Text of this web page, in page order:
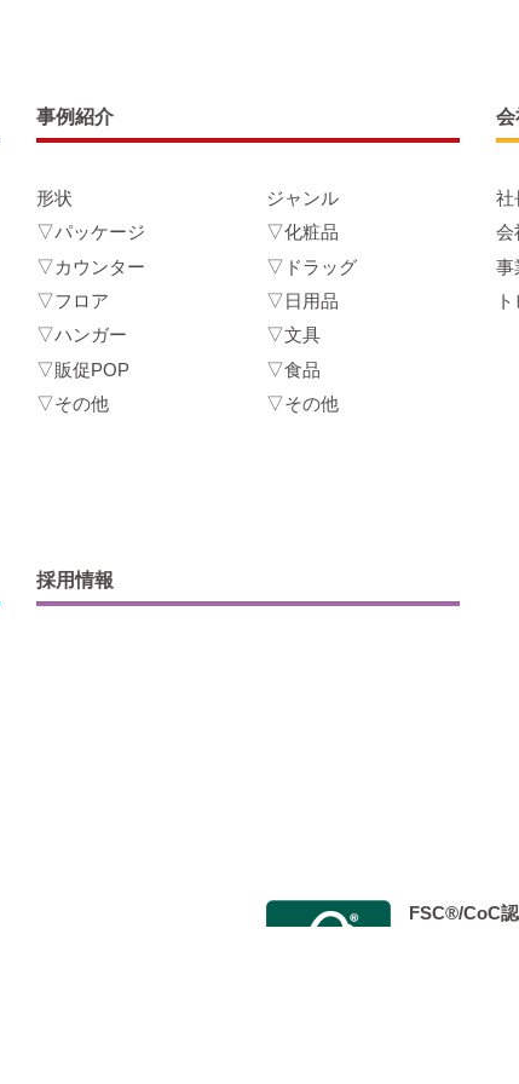
事例紹介
形状
▽パッケージ
▽カウンター
▽フロア
▽ハンガー
▽販促POP
▽その他
ジャンル
▽化粧品
▽ドラッグ
▽日用品
▽文具
▽食品
▽その他
会
社
会
事
採用情報
FSC®/CoC認